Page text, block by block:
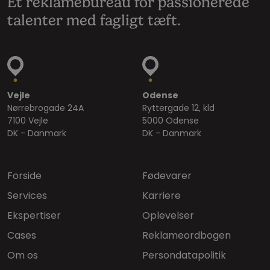
talenter med fagligt tæft.
Vejle
Nørrebrogade 24A
7100 Vejle
DK - Danmark
Odense
Ryttergade 12, kld
5000 Odense
DK - Danmark
Forside
Services
Ekspertiser
Cases
Om os
Fødevarer
Karriere
Oplevelser
Reklameordbogen
Persondatapolitik